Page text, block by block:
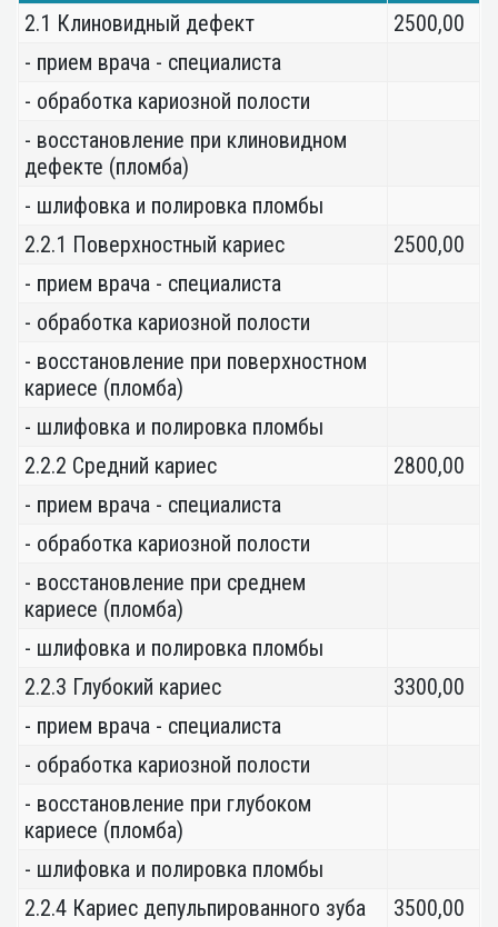
2.1 Клиновидный дефект
2500,00
- прием врача - специалиста
- обработка кариозной полости
- восстановление при клиновидном
дефекте (пломба)
- шлифовка и полировка пломбы
2.2.1 Поверхностный кариес
2500,00
- прием врача - специалиста
- обработка кариозной полости
- восстановление при поверхностном
кариесе (пломба)
- шлифовка и полировка пломбы
2.2.2 Средний кариес
2800,00
- прием врача - специалиста
- обработка кариозной полости
- восстановление при среднем
кариесе (пломба)
- шлифовка и полировка пломбы
2.2.3 Глубокий кариес
3300,00
- прием врача - специалиста
- обработка кариозной полости
- восстановление при глубоком
кариесе (пломба)
- шлифовка и полировка пломбы
2.2.4 Кариес депульпированного зуба
3500,00